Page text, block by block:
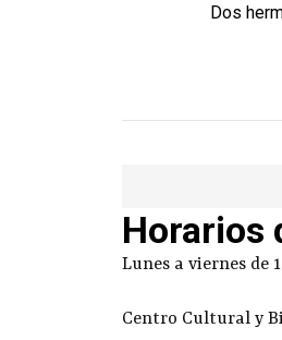
Dos
Horarios
Lunes a viernes de
Centro Cultural y